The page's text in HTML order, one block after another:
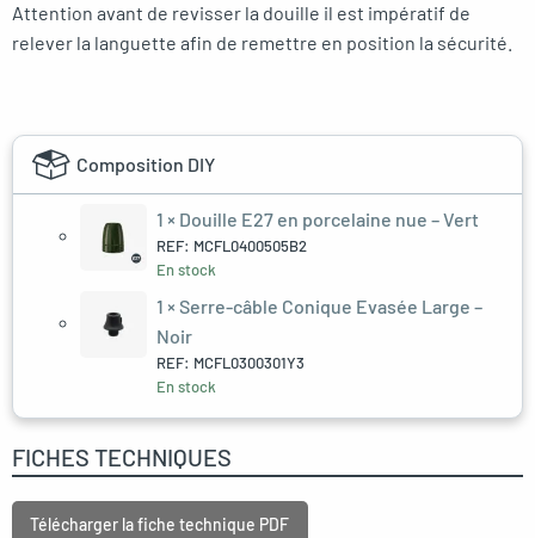
Attention avant de revisser la douille il est impératif de
relever la languette afin de remettre en position la sécurité.
Composition DIY
1 × Douille E27 en porcelaine nue – Vert
REF: MCFL0400505B2
En stock
1 × Serre-câble Conique Evasée Large –
Noir
REF: MCFL0300301Y3
En stock
FICHES TECHNIQUES
Télécharger la fiche technique PDF